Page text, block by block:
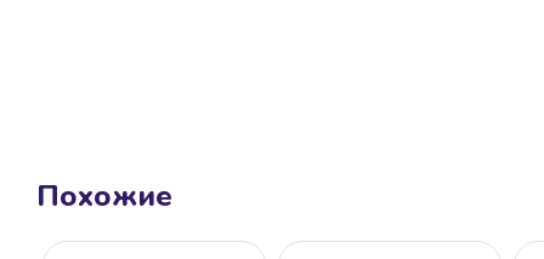
Похожие